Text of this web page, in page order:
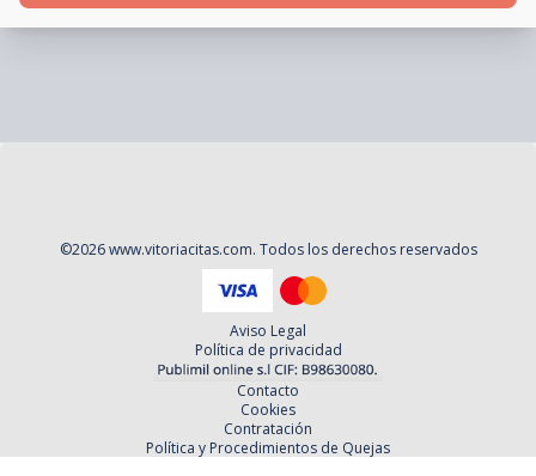
©2026 www.vitoriacitas.com. Todos los derechos reservados
Aviso Legal
Política de privacidad
Contacto
Cookies
Contratación
Política y Procedimientos de Quejas